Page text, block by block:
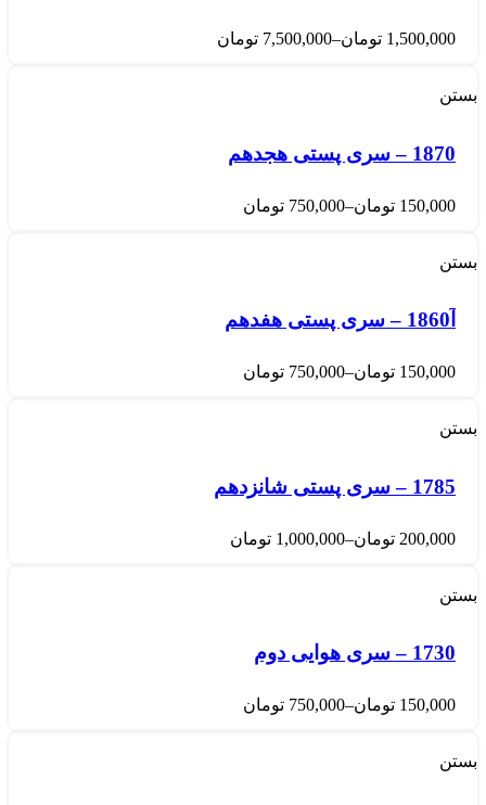
1,500,000 تومان–
7,500,000 تومان
بستن
1870 – سری پستی هجدهم
150,000 تومان–
750,000 تومان
بستن
150,000 تومان–
750,000 تومان
بستن
1785 – سری پستی شانزدهم
200,000 تومان–
1,000,000 تومان
بستن
1730 – سری هوایی دوم
150,000 تومان–
750,000 تومان
بستن